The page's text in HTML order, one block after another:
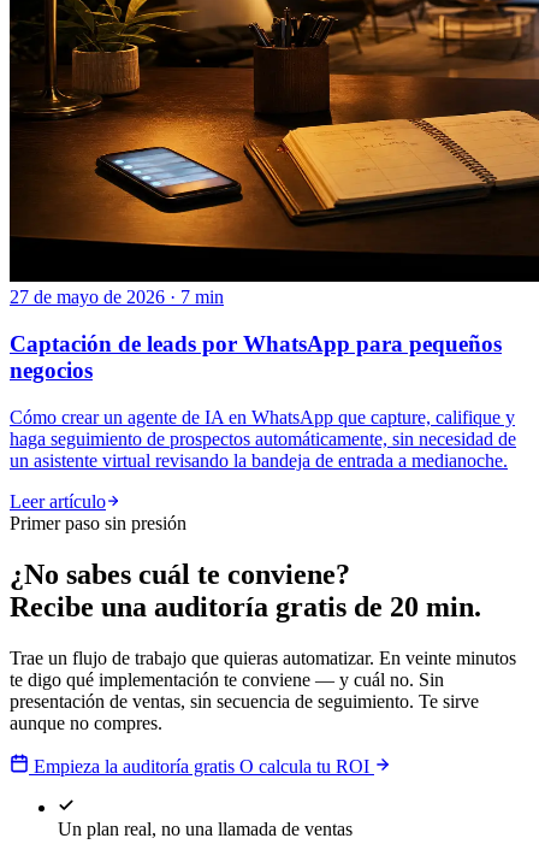
27 de mayo de 2026 · 7 min
Captación de leads por WhatsApp para pequeños
negocios
Cómo crear un agente de IA en WhatsApp que capture, califique y
haga seguimiento de prospectos automáticamente, sin necesidad de
un asistente virtual revisando la bandeja de entrada a medianoche.
Leer artículo
Primer paso sin presión
¿No sabes cuál te conviene?
Recibe una auditoría gratis de 20 min.
Trae un flujo de trabajo que quieras automatizar. En veinte minutos
te digo qué implementación te conviene — y cuál no. Sin
presentación de ventas, sin secuencia de seguimiento. Te sirve
aunque no compres.
Empieza la auditoría gratis O calcula tu ROI
Un plan real, no una llamada de ventas